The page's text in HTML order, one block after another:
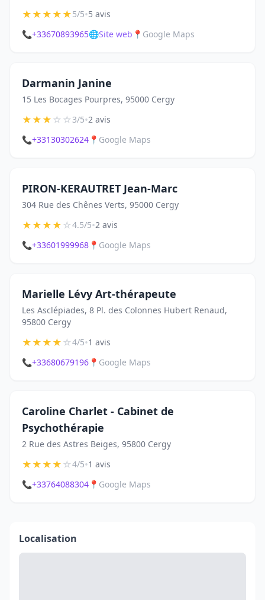
★★★★★5/5•5 avis
📞+33670893965🌐Site web 📍 Google Maps
Darmanin Janine
15 Les Bocages Pourpres, 95000 Cergy
★★★☆☆3/5•2 avis
📞+33130302624 📍 Google Maps
PIRON-KERAUTRET Jean-Marc
304 Rue des Chênes Verts, 95000 Cergy
★★★★☆4.5/5•2 avis
📞+33601999968 📍 Google Maps
Marielle Lévy Art-thérapeute
Les Asclépiades, 8 Pl. des Colonnes Hubert Renaud,
95800 Cergy
★★★★☆4/5•1 avis
📞+33680679196 📍 Google Maps
Caroline Charlet - Cabinet de
Psychothérapie
2 Rue des Astres Beiges, 95800 Cergy
★★★★☆4/5•1 avis
📞+33764088304 📍 Google Maps
Localisation